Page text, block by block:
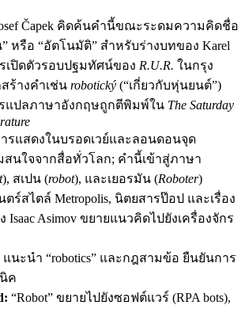
Čapek คิดค้นคำนี้ขณะระดมความคิดชื่อ
” หรือ “อัตโนมัติ” สำหรับร่างบทของ Karel
เปิดตัวรอบปฐมทัศน์ของ R.U.R. ในกรุง
ร้างคำเช่น robotický (“เกี่ยวกับหุ่นยนต์”)
แปลภาษาอังกฤษถูกตีพิมพ์ใน The Saturday
รแสดงในบรอดเวย์และลอนดอนจุด
สนใจจากสื่อทั่วโลก; คำนี้เข้าสู่ภาษา
), สเปน (robot), และเยอรมัน (Roboter)
ร์สไตล์ Metropolis, นิตยสารป๊อป และเรื่อง
Isaac Asimov ขยายแนวคิดไปยังเครื่องจักร
แนะนำ “robotics” และกฎสามข้อ ยืนยันการ
ค
“Robot” ขยายไปยังซอฟต์แวร์ (RPA bots),